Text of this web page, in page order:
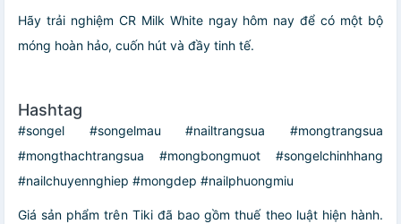
Hãy trải nghiệm CR Milk White ngay hôm nay để có một bộ
móng hoàn hảo, cuốn hút và đầy tinh tế.
Hashtag
#songel #songelmau #nailtrangsua #mongtrangsua
#mongthachtrangsua #mongbongmuot #songelchinhhang
#nailchuyennghiep #mongdep #nailphuongmiu
Giá sản phẩm trên Tiki đã bao gồm thuế theo luật hiện hành.